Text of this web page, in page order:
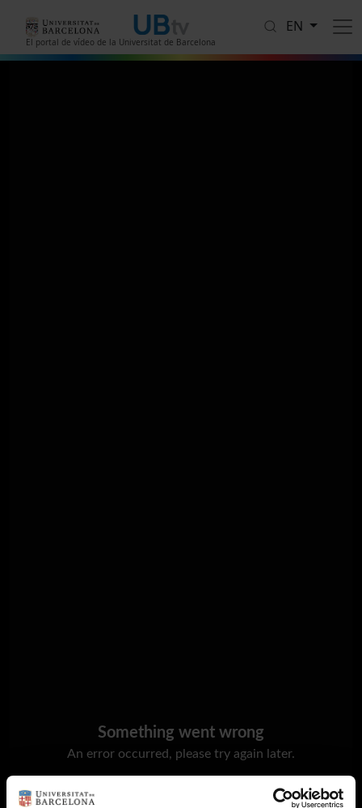
El portal de vídeo de la Universitat de Barcelona
EN
Something went wrong
An error occurred, please try again later.